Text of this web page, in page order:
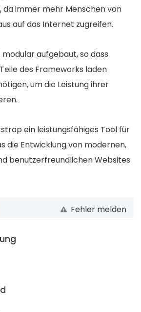
da immer mehr Menschen von
auf das Internet zugreifen.
aufgebaut, so dass
des Frameworks laden
um die Leistung ihrer
ein leistungsfähiges Tool für
die Entwicklung von modernen,
benutzerfreundlichen Websites
Fehler melden